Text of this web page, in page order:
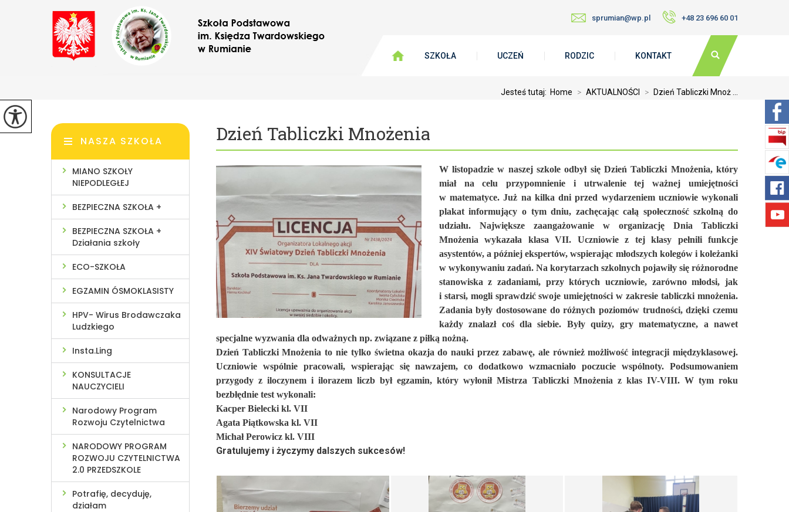
sprumian@wp.pl +48 23 696 60 01
SZKOŁA UCZEŃ RODZIC KONTAKT
Jesteś tutaj: Home > AKTUALNOŚCI > Dzień Tabliczki Mnoż ...
Dzień Tabliczki Mnożenia
W listopadzie w naszej szkole odbył się Dzień Tabliczki Mnożenia, który
miał na celu przypomnienie i utrwalenie tej ważnej umiejętności
w matematyce. Już na kilka dni przed wydarzeniem uczniowie wykonali
plakat informujący o tym dniu, zachęcając całą społeczność szkolną do
udziału. Największe zaangażowanie w organizację Dnia Tabliczki
Mnożenia wykazała klasa VII. Uczniowie z tej klasy pełnili funkcje
asystentów, a później ekspertów, wspierając młodszych kolegów i koleżanki
w wykonywaniu zadań. Na korytarzach szkolnych pojawiły się różnorodne
stanowiska z zadaniami, przy których uczniowie, zarówno młodsi, jak
i starsi, mogli sprawdzić swoje umiejętności w zakresie tabliczki mnożenia.
Zadania były dostosowane do różnych poziomów trudności, dzięki czemu
każdy znalazł coś dla siebie. Były quizy, gry matematyczne, a nawet
specjalne wyzwania dla odważnych np. związane z piłką nożną.
Dzień Tabliczki Mnożenia to nie tylko świetna okazja do nauki przez zabawę, ale również możliwość integracji międzyklasowej.
Uczniowie wspólnie pracowali, wspierając się nawzajem, co dodatkowo wzmacniało poczucie wspólnoty. Podsumowaniem
przygody z iloczynem i ilorazem liczb był egzamin, który wyłonił Mistrza Tabliczki Mnożenia z klas IV-VIII. W tym roku
bezbłędnie test wykonali:
Kacper Bielecki kl. VII
Agata Piątkowska kl. VII
Michał Perowicz kl. VIII
Gratulujemy i życzymy dalszych sukcesów!
NASZA SZKOŁA
MIANO SZKOŁY
NIEPODLEGŁEJ
BEZPIECZNA SZKOŁA +
BEZPIECZNA SZKOŁA +
Działania szkoły
ECO-SZKOŁA
EGZAMIN ÓSMOKLASISTY
HPV- Wirus Brodawczaka
Ludzkiego
Insta.Ling
KONSULTACJE
NAUCZYCIELI
Narodowy Program
Rozwoju Czytelnictwa
NARODOWY PROGRAM
ROZWOJU CZYTELNICTWA
2.0 PRZEDSZKOLE
Potrafię, decyduję,
działam